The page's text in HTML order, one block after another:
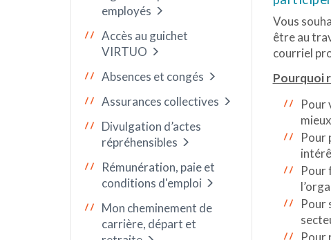
employés
Accès au guichet
VIRTUO
Absences et congés
Assurances collectives
Divulgation d’actes
répréhensibles
Rémunération, paie et
conditions d'emploi
Mon cheminement de
carrière, départ et
Vous
être au
courriel
Pourquoi
Pour
Pour
Pour
Pour